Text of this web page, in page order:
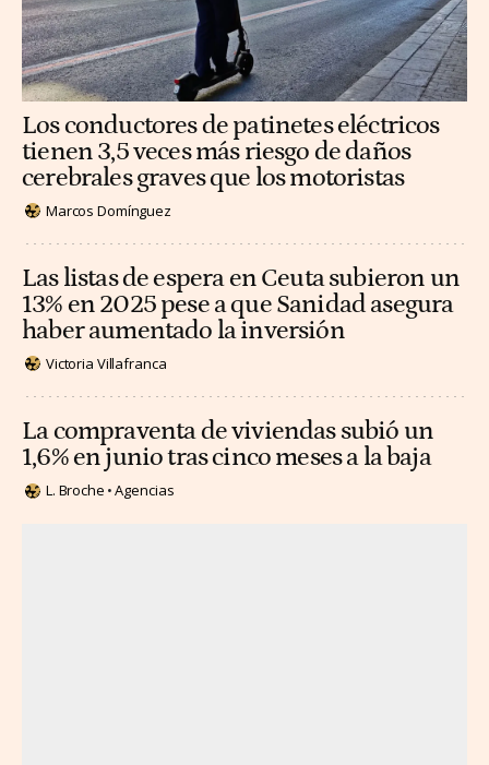
Los conductores de patinetes eléctricos
tienen 3,5 veces más riesgo de daños
cerebrales graves que los motoristas
Marcos Domínguez
Las listas de espera en Ceuta subieron un
13% en 2025 pese a que Sanidad asegura
haber aumentado la inversión
Victoria Villafranca
La compraventa de viviendas subió un
1,6% en junio tras cinco meses a la baja
L. Broche Agencias